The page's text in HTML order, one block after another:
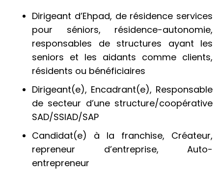
Dirigeant d’Ehpad, de résidence services
pour séniors, résidence-autonomie,
responsables de structures ayant les
seniors et les aidants comme clients,
résidents ou bénéficiaires
Dirigeant(e), Encadrant(e), Responsable
de secteur d’une structure/coopérative
SAD/SSIAD/SAP
Candidat(e) à la franchise, Créateur,
repreneur d’entreprise, Auto-
entrepreneur